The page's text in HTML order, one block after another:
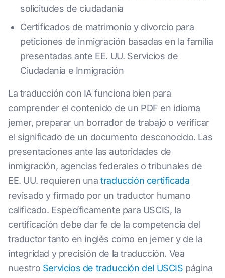
solicitudes de ciudadanía
Certificados de matrimonio y divorcio para
peticiones de inmigración basadas en la familia
presentadas ante EE. UU. Servicios de
Ciudadanía e Inmigración
La traducción con IA funciona bien para
comprender el contenido de un PDF en idioma
jemer, preparar un borrador de trabajo o verificar
el significado de un documento desconocido. Las
presentaciones ante las autoridades de
inmigración, agencias federales o tribunales de
EE. UU. requieren unatraducción certificada
revisado y firmado por un traductor humano
calificado. Específicamente para USCIS, la
certificación debe dar fe de la competencia del
traductor tanto en inglés como en jemer y de la
integridad y precisión de la traducción. Vea
nuestro Servicios de traducción del USCIS página